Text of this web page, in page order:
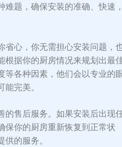
题，确保安装的准确、快速，
省心，你无需担心安装问题，
根据你的厨房情况来规划出最
等各种因素，他们会以专业的
完美。
的售后服务。如果安装后出现
保你的厨房重新恢复到正常状
的服务。